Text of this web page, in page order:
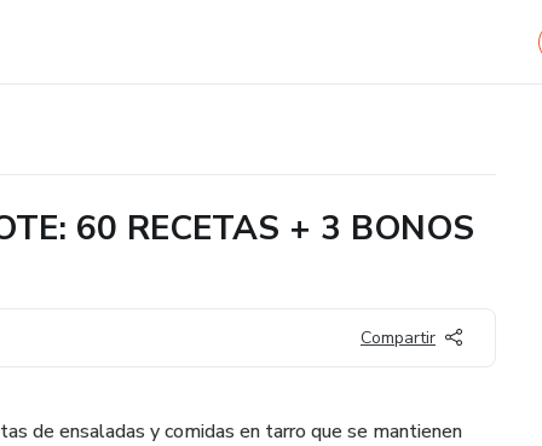
60 RECETAS + 3 BONOS
Compartir
de ensaladas y comidas en tarro que se mantienen